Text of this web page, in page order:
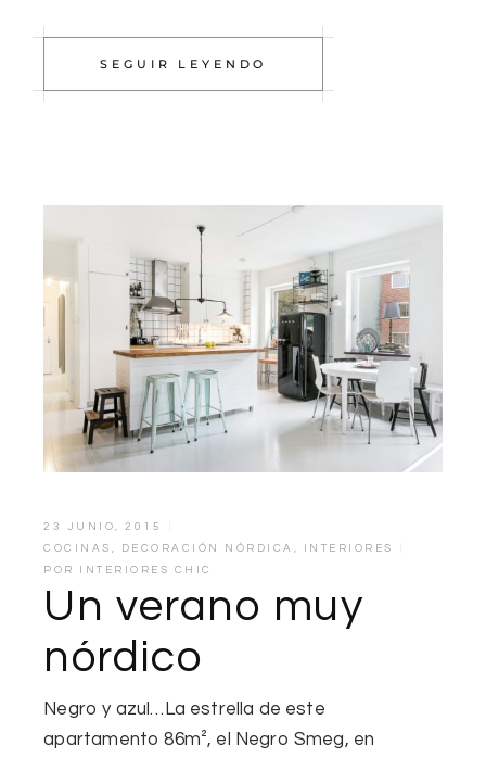
SEGUIR LEYENDO
23 JUNIO, 2015
COCINAS
DECORACIÓN NÓRDICA
INTERIORES
POR
INTERIORES CHIC
Un verano muy
nórdico
Negro y azul…La estrella de este
apartamento 86m², el Negro Smeg, en